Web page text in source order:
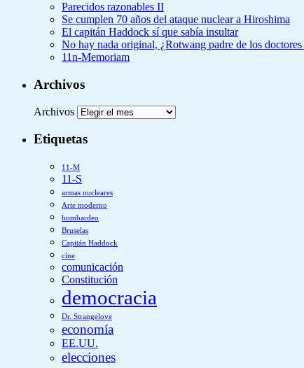
Parecidos razonables II
Se cumplen 70 años del ataque nuclear a Hiroshima
El capitán Haddock sí que sabía insultar
No hay nada original, ¿Rotwang padre de los
11n-Memoriam
Archivos
Archivos
Etiquetas
11-M
11-S
armas nucleares
Arte moderno
bombardeo
Bruselas
Capitán Haddock
cine
comunicación
Constitución
democracia
Dr. Strangelove
economía
EE.UU.
elecciones